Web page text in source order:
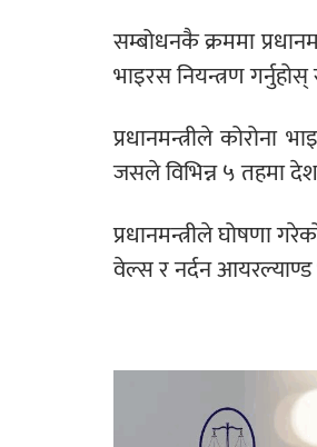
सम्बोधनकै क्रममा
भाइरस नियन्त्रण
प्रधानमन्त्रीले
जसले विभिन्न ५ तहमा
प्रधानमन्त्रीले घोषणा
वेल्स र नर्दन